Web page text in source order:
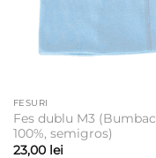
FESURI
Fes dublu M3 (Bumbac
100%, semigros)
23,00 lei